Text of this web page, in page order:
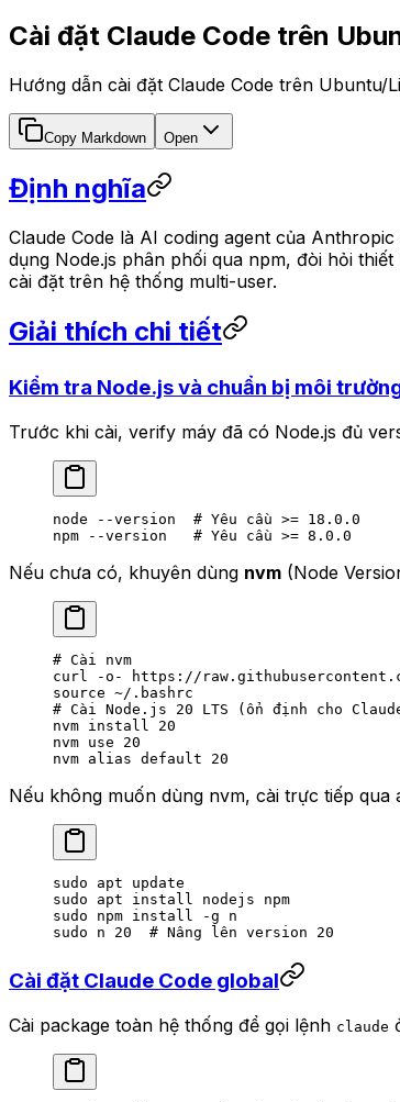
Cài đặt Claude Code trên
Hướng dẫn cài đặt Claude Code trên
Copy Markdown Open
Định nghĩa
Claude Code là AI coding agent của
dụng Node.js phân phối qua npm, đòi hỏi
cài đặt trên hệ thống multi-user.
Giải thích chi tiết
Kiểm tra Node.js và chuẩn bị môi
Trước khi cài, verify máy đã có Node.js đủ
node --version
  # Yêu cầu >= 18.0.0
npm --version
   # Yêu cầu >= 8.0.0
Nếu chưa có, khuyên dùng nvm (Node
# Cài nvm
curl -o- https://
source ~/.bashrc
# Cài Node.js 20 LTS (ổn định cho
nvm install 20
nvm use 20
nvm alias default 20
Nếu không muốn dùng nvm, cài trực tiếp qua
sudo apt update
sudo apt install nodejs npm
sudo npm install -g n
sudo n 20
  # Nâng lên version 20
Cài đặt Claude Code global
Cài package toàn hệ thống để gọi lệnh claude